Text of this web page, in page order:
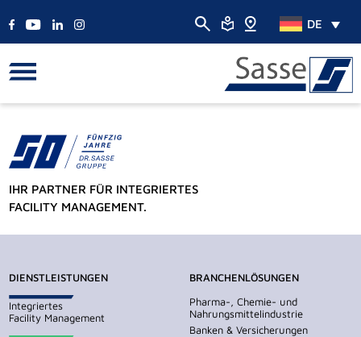
DE
IHR PARTNER FÜR INTEGRIERTES
FACILITY MANAGEMENT.
DIENSTLEISTUNGEN
Integriertes
Facility Management
BRANCHENLÖSUNGEN
Pharma-, Chemie- und
Nahrungsmittelindustrie
Banken & Versicherungen